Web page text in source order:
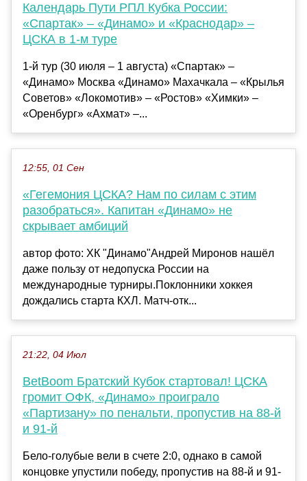
Календарь Пути РПЛ Кубка России:
«Спартак» – «Динамо» и «Краснодар» –
ЦСКА в 1-м туре
1-й тур (30 июля – 1 августа) «Спартак» –
«Динамо» Москва «Динамо» Махачкала – «Крылья
Советов» «Локомотив» – «Ростов» «Химки» –
«Оренбург» «Ахмат» –...
12:55, 01 Сен
«Гегемония ЦСКА? Нам по силам с этим
разобраться». Капитан «Динамо» не
скрывает амбиций
автор фото: ХК "Динамо"Андрей Миронов нашёл
даже пользу от недопуска России на
международные турниры.Поклонники хоккея
дождались старта КХЛ. Матч-отк...
21:22, 04 Июл
BetBoom Братский Кубок стартовал! ЦСКА
громит ОФК, «Динамо» проиграло
«Партизану» по пенальти, пропустив на 88-й
и 91-й
Бело-голубые вели в счете 2:0, однако в самой
концовке упустили победу, пропустив на 88-й и 91-